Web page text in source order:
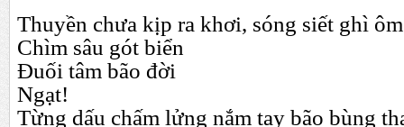
Thuyền chưa kịp ra khơi, sóng siết ghì
Chìm sâu gót biển
Đuối tâm bão đời
Ngạt!
Từng dấu chấm lửng nắm tay bão bùng